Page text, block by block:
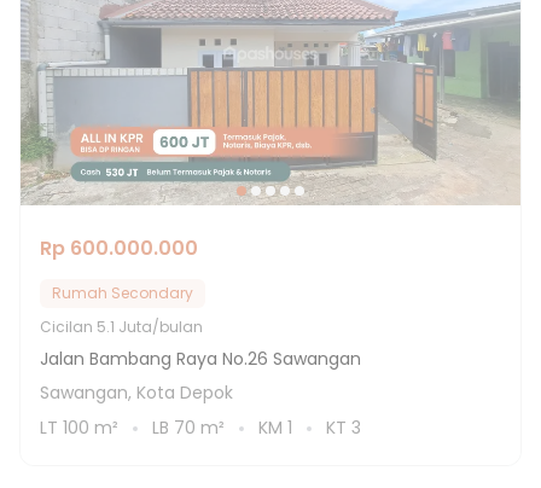
Rp 600.000.000
Rumah Secondary
Cicilan 5.1 Juta/bulan
Jalan Bambang Raya No.26 Sawangan
Sawangan, Kota Depok
LT 100 m² LB 70 m² KM 1 KT 3